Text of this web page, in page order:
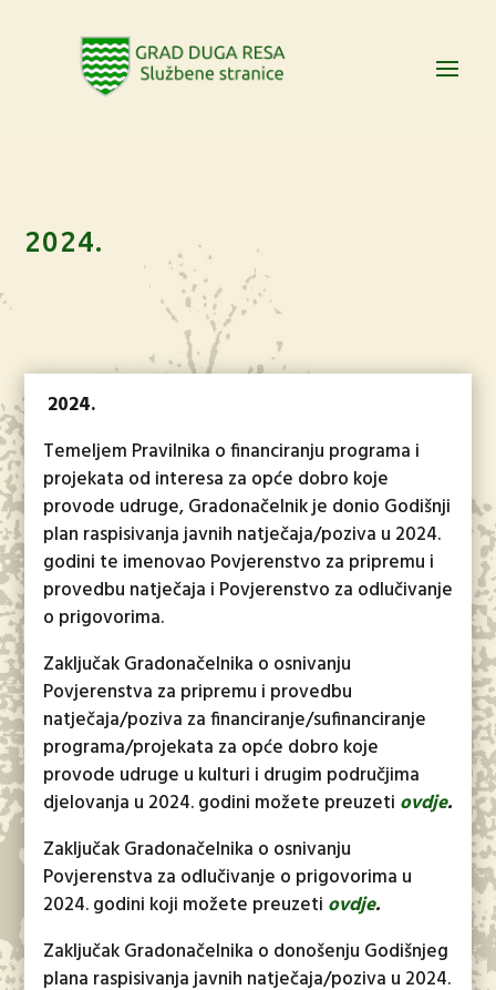
2024.
2024.
Temeljem Pravilnika o financiranju programa i
projekata od interesa za opće dobro koje
provode udruge, Gradonačelnik je donio Godišnji
plan raspisivanja javnih natječaja/poziva u 2024.
godini te imenovao Povjerenstvo za pripremu i
provedbu natječaja i Povjerenstvo za odlučivanje
o prigovorima.
Zaključak Gradonačelnika o osnivanju
Povjerenstva za pripremu i provedbu
natječaja/poziva za financiranje/sufinanciranje
programa/projekata za opće dobro koje
provode udruge u kulturi i drugim područjima
djelovanja u 2024. godini možete preuzeti ovdje.
Zaključak Gradonačelnika o osnivanju
Povjerenstva za odlučivanje o prigovorima u
2024. godini koji možete preuzeti ovdje.
Zaključak Gradonačelnika o donošenju Godišnjeg
plana raspisivanja javnih natječaja/poziva u 2024.